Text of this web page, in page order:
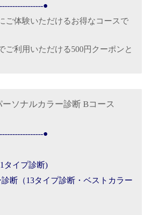
●
ご体験いただけるお得なコースで
ご利用いただける500円クーポンと
ソナルカラー診断 Bコース
●
タイプ診断)
診断 （13タイプ診断・ベストカラー